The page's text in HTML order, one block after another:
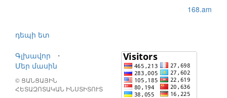
168.am
դեպի ետ
Գլխավոր
⋅
Մեր մասին
© ՑԱՆՑԱՅԻՆ
ՀԵՏԱԶՈՏԱԿԱՆ ԻՆՍՏԻՏՈՒՏ